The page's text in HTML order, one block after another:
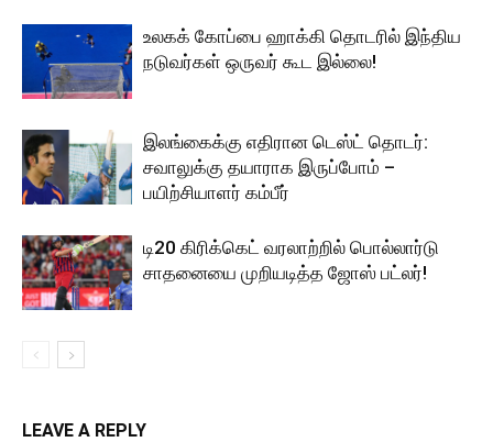
உலகக் கோப்பை ஹாக்கி தொடரில் இந்திய
நடுவர்கள் ஒருவர் கூட இல்லை!
இலங்கைக்கு எதிரான டெஸ்ட் தொடர்:
சவாலுக்கு தயாராக இருப்போம் –
பயிற்சியாளர் கம்பீர்
டி20 கிரிக்கெட் வரலாற்றில் பொல்லார்டு
சாதனையை முறியடித்த ஜோஸ் பட்லர்!
LEAVE A REPLY